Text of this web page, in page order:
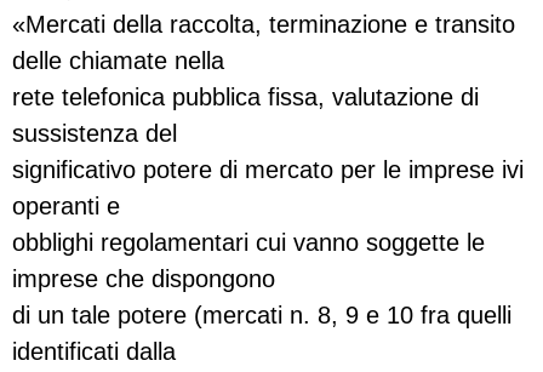
«Mercati della raccolta, terminazione e transito
delle chiamate nella
rete telefonica pubblica fissa, valutazione di
sussistenza del
significativo potere di mercato per le imprese ivi
operanti e
obblighi regolamentari cui vanno soggette le
imprese che dispongono
di un tale potere (mercati n. 8, 9 e 10 fra quelli
identificati dalla